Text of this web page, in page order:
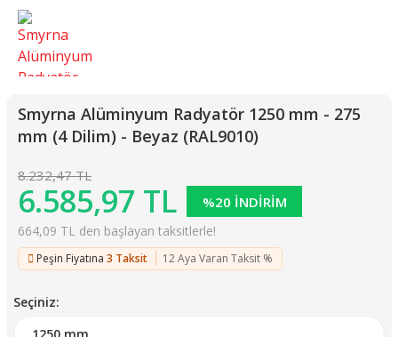
Smyrna Alüminyum Radyatör 1250 mm - 275
mm (4 Dilim) - Beyaz (RAL9010)
8.232,47 TL
6.585,97 TL %20 İNDİRİM
664,09 TL den başlayan taksitlerle!
Peşin Fiyatına 3 Taksit 12 Aya Varan Taksit %
Seçiniz: